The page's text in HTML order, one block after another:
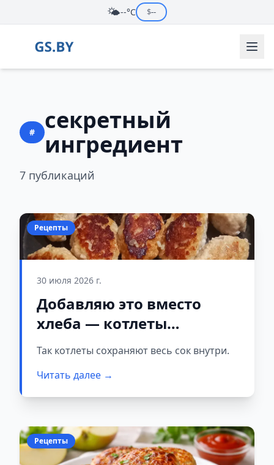
🌤️--°C $--
#
секретный
ингредиент
7 публикаций
Рецепты
30 июля 2026 г.
Добавляю это вместо
хлеба — котлеты
получаются невероятно
Так котлеты сохраняют весь сок внутри.
Читать далее →
Рецепты